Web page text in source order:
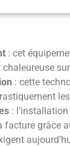
: cet
: cette
:
grâce